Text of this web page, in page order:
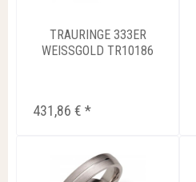
TRAURINGE 333ER
WEISSGOLD TR10186
431,86 € *